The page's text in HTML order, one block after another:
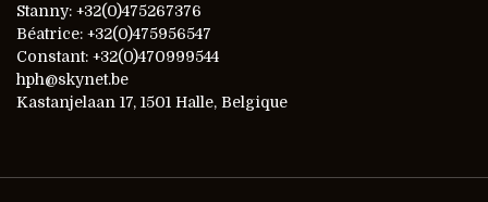
Stanny: +32(0)475267376
Béatrice: +32(0)475956547
Constant: +32(0)470999544
hph@skynet.be
Kastanjelaan 17, 1501 Halle, Belgique